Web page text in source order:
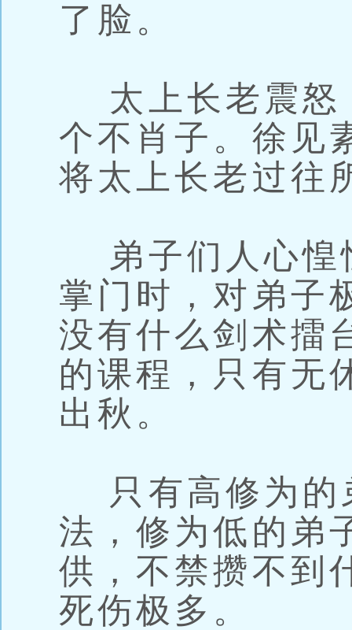
了脸。
太上长老震怒
个不肖子。徐见
将太上长老过往
弟子们人心惶
掌门时，对弟子
没有什么剑术擂
的课程，只有无
出秋。
只有高修为的
法，修为低的弟
供，不禁攒不到
死伤极多。